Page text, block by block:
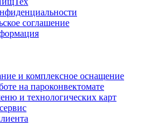
соглашение
и комплексное оснащение
на пароконвектомате
и технологических карт